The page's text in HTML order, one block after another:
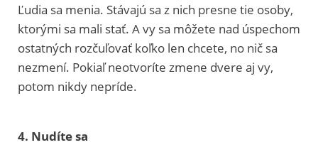
Ľudia sa menia. Stávajú sa z nich presne tie osoby,
ktorými sa mali stať. A vy sa môžete nad úspechom
ostatných rozčuľovať koľko len chcete, no nič sa
nezmení. Pokiaľ neotvoríte zmene dvere aj vy,
potom nikdy nepríde.
4. Nudíte sa